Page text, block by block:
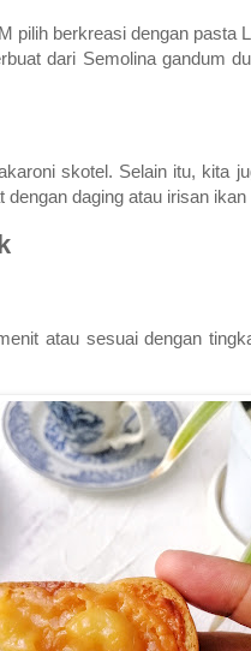
pilih berkreasi dengan pasta
dari Semolina gandum
skotel. Selain itu, kita
daging atau irisan
atau sesuai dengan